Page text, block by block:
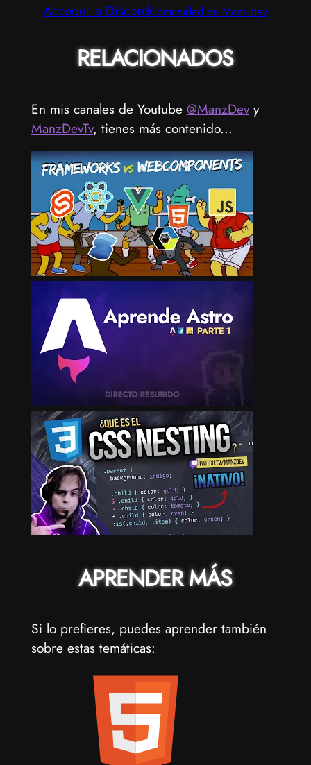
Acceder a DiscordComunidad de Manz.dev
RELACIONADOS
En mis canales de Youtube @ManzDevy
ManzDevTv, tienes más contenido...
APRENDER MÁS
Si lo prefieres, puedes aprender también
sobre estas temáticas: